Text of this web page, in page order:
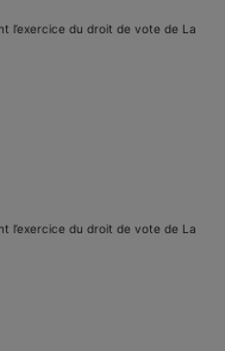
l’exercice du droit de vote de La
l’exercice du droit de vote de La